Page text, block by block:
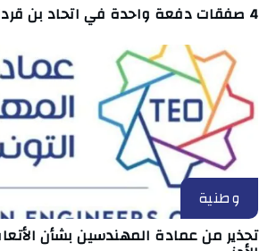
4 صفقات دفعة واحدة في اتحاد بن قردان
وطنية
تحذير من عمادة المهندسين بشأن